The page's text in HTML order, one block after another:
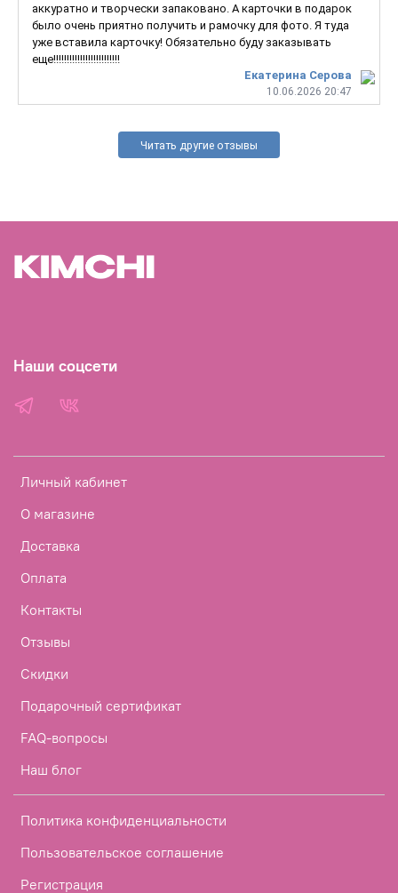
Екатерина Серова
10.06.2026 20:47
аккуратно и творчески запаковано. А карточки в подарок
было очень приятно получить и рамочку для фото. Я туда
уже вставила карточку! Обязательно буду заказывать
еще!!!!!!!!!!!!!!!!!!!!!!!!!
Читать другие отзывы
Личный кабинет
О магазине
Доставка
Оплата
Контакты
Отзывы
Скидки
Подарочный сертификат
FAQ-вопросы
Наш блог
Политика конфиденциальности
Пользовательское соглашение
Регистрация
Наши соцсети